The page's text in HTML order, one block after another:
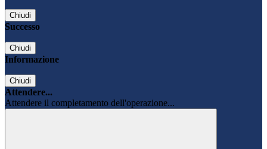
Chiudi
Successo
Chiudi
Informazione
Chiudi
Attendere...
Attendere il completamento dell'operazione...